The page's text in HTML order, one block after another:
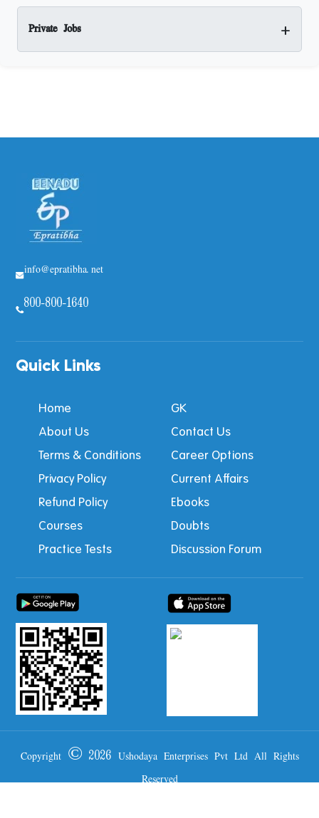
Private Jobs +
info@epratibha.net
800-800-1640
Quick Links
Home
GK
About Us
Contact Us
Terms & Conditions
Career Options
Privacy Policy
Current Affairs
Refund Policy
Ebooks
Courses
Doubts
Practice Tests
Discussion Forum
Copyright © 2026 Ushodaya Enterprises Pvt Ltd All Rights
Reserved